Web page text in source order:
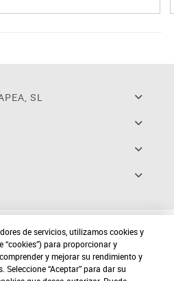
SL
de servicios, utilizamos cookies y
para proporcionar y
y mejorar su rendimiento y
“Aceptar” para dar su